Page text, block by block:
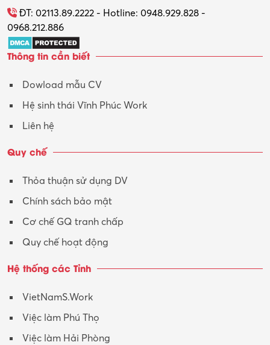
Tổ chức sự kiện – Quà tặng
Trợ lý
Tư vấn
Tư vấn – Kiến trúc
Y tế-Dược
ĐT: 02113.89.2222 - Hotline: 0948.929.828 -
0968.212.886
Thông tin cần biết
Dowload mẫu CV
Hệ sinh thái Vĩnh Phúc Work
Liên hệ
Quy chế
Thỏa thuận sử dụng DV
Chính sách bảo mật
Cơ chế GQ tranh chấp
Quy chế hoạt động
Hệ thống các Tỉnh
VietNamS.Work
Việc làm Phú Thọ
Việc làm Hải Phòng